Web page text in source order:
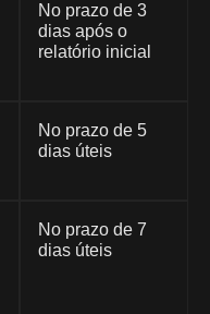
No prazo de 3
dias após o
relatório inicial
No prazo de 5
dias úteis
No prazo de 7
dias úteis